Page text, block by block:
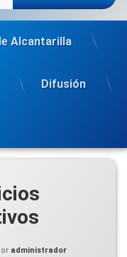
Alcantarilla
Difusión
administrador